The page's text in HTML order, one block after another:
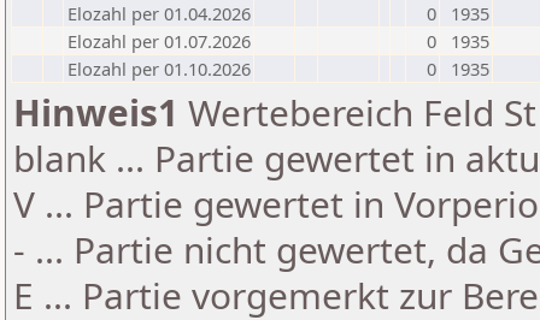
Elozahl per 01.04.2026
0
1935
Elozahl per 01.07.2026
0
1935
Elozahl per 01.10.2026
0 1935
Hinweis1 Wertebereich Feld
blank ... Partie gewertet in
V ... Partie gewertet in
- ... Partie nicht gewertet, da
E ... Partie vorgemerkt zur